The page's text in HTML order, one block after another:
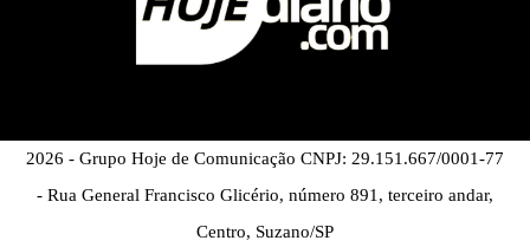
2026 - Grupo Hoje de Comunicação CNPJ: 29.151.667/0001-77
- Rua General Francisco Glicério, número 891, terceiro andar,
Centro, Suzano/SP